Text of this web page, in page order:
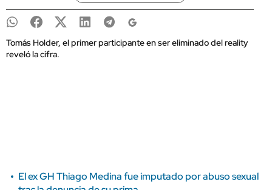
Tomás Holder, el primer participante en ser eliminado del reality
reveló la cifra.
El ex GH Thiago Medina fue imputado por abuso sexual